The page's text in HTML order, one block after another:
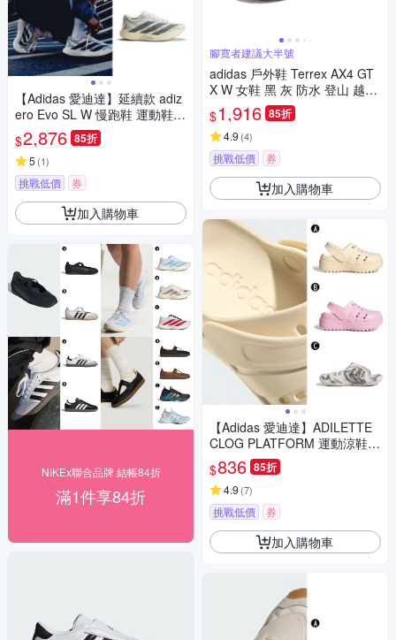
【Adidas 愛迪達】延續款 adiz
ero Evo SL W 慢跑鞋 運動鞋
女 A-JP7147 B-KJ0440
$2,876 85折
5 (1)
挑戰低價 券
加入購物車
NIKEx聯合品牌 結帳84折
滿1件享84折
腳寬者建議大半號
adidas 戶外鞋 Terrex AX4 GT
X W 女鞋 黑 灰 防水 登山 越野
郊山 愛迪達 HQ1051
$1,916 85折
4.9 (4)
挑戰低價 券
加入購物車
【Adidas 愛迪達】ADILETTE
CLOG PLATFORM 運動涼鞋
運動拖鞋 男女 A-JP7159 B-JR
2626 精選三款
$836 85折
4.9 (7)
挑戰低價 券
加入購物車